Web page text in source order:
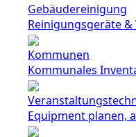
Gebäudereinigung
Reinigungsgeräte
Kommunen
Kommunales
Equipment planen,